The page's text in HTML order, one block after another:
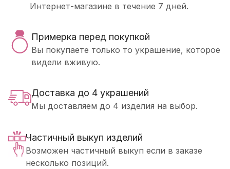
Интернет-магазине в течение 7 дней.
Примерка перед покупкой
Вы покупаете только то украшение, которое
видели вживую.
Доставка до 4 украшений
Мы доставляем до 4 изделия на выбор.
Частичный выкуп изделий
Возможен частичный выкуп если в заказе
несколько позиций.